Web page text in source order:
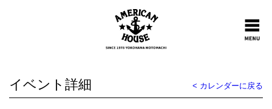
イベント詳細 < カレンダーに戻る